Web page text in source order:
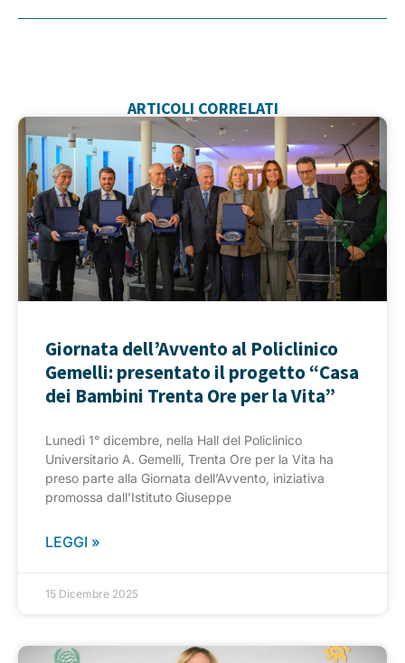
ARTICOLI CORRELATI
Giornata dell’Avvento al Policlinico
Gemelli: presentato il progetto “Casa
dei Bambini Trenta Ore per la Vita”
Lunedì 1° dicembre, nella Hall del Policlinico
Universitario A. Gemelli, Trenta Ore per la Vita ha
preso parte alla Giornata dell’Avvento, iniziativa
promossa dall’Istituto Giuseppe
LEGGI »
15 Dicembre 2025